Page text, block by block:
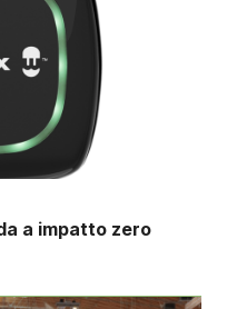
a impatto zero